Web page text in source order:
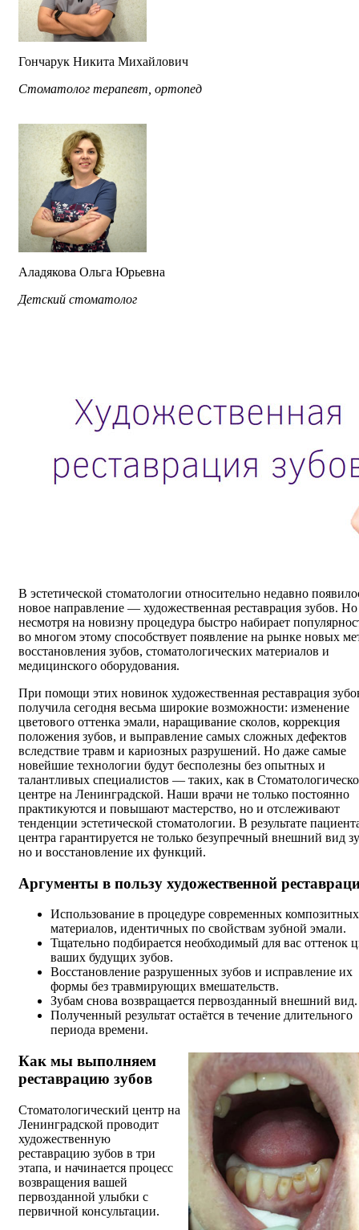
Гончарук Никита Михайлович
Cтоматолог терапевт, ортопед
Аладякова Ольга Юрьевна
Детский стоматолог
В эстетической стоматологии относительно недавно
новое направление — художественная реставрация зубов. Но
несмотря на новизну процедура быстро набирает
во многом этому способствует появление на рынке новых
восстановления зубов, стоматологических материалов и
медицинского оборудования.
При помощи этих новинок художественная реставрация
получила сегодня весьма широкие возможности: изменение
цветового оттенка эмали, наращивание сколов, коррекция
положения зубов, и выправление самых сложных дефектов
вследствие травм и кариозных разрушений. Но даже самые
новейшие технологии будут бесполезны без опытных и
талантливых специалистов — таких, как в
центре на Ленинградской. Наши врачи не только постоянно
практикуются и повышают мастерство, но и отслеживают
тенденции эстетической стоматологии. В результате
центра гарантируется не только безупречный внешний вид
но и восстановление их функций.
Аргументы в пользу художественной
Использование в процедуре современных композитных
материалов, идентичных по свойствам зубной эмали.
Тщательно подбирается необходимый для вас оттенок
ваших будущих зубов.
Восстановление разрушенных зубов и исправление их
формы без травмирующих вмешательств.
Зубам снова возвращается первозданный внешний вид.
Полученный результат остаётся в течение длительного
периода времени.
Как мы выполняем
реставрацию зубов
Стоматологический центр на
Ленинградской проводит
художественную
реставрацию зубов в три
этапа, и начинается процесс
возвращения вашей
первозданной улыбки с
первичной консультации.